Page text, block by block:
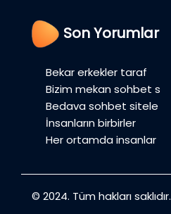
Son Yorumlar
Bekar erkekler taraf
Bizim mekan sohbet s
Bedava sohbet sitele
İnsanların birbirler
Her ortamda insanlar
© 2024. Tüm hakları saklıdır.